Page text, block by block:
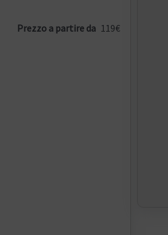
Prezzo a partire da 119€